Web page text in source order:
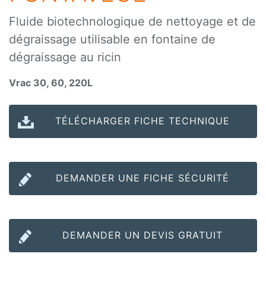
Fluide biotechnologique de nettoyage et de
dégraissage utilisable en fontaine de
dégraissage au ricin
Vrac 30, 60, 220L
TÉLÉCHARGER FICHE TECHNIQUE
DEMANDER UNE FICHE SÉCURITÉ
DEMANDER UN DEVIS GRATUIT